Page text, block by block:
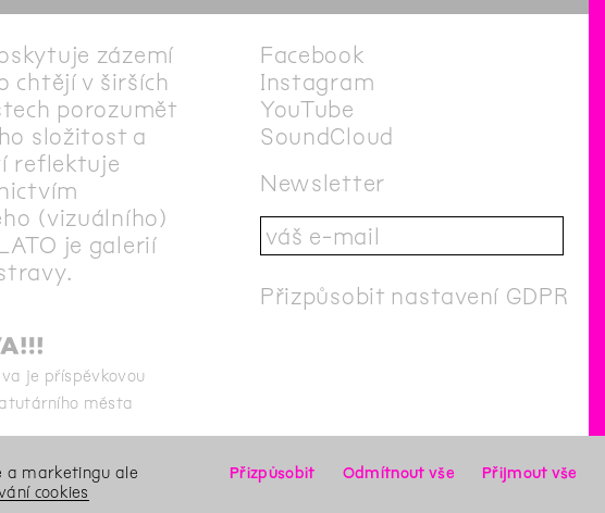
zázemí
chtějí v širších
porozumět
složitost a
reflektuje
(vizuálního)
je galerií
je příspěvkovou
města
Facebook
Instagram
YouTube
SoundCloud
Newsletter
Přizpůsobit nastavení GDPR
Tato stránka byla naposledy aktualizována 11 2023 Login
a marketingu ale
cookies
Přizpůsobit Odmítnout vše Přijmout vše